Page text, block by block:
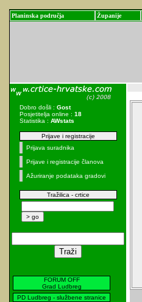
Planinska područja Županije
Dobro došli : Gost
Posjetitelja online : 18
Statistika : AWstats
Prijave i registracije
Prijava suradnika
Prijave i registracije članova
Ažuriranje podataka gradovi
Tražilica - crtice
FORUM OFF
Grad Ludbreg
PD Ludbreg - službene stranice